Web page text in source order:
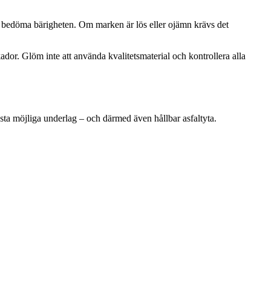
bärigheten. Om marken är lös eller ojämn krävs det
Glöm inte att använda kvalitetsmaterial och kontrollera alla
möjliga underlag – och därmed även hållbar asfaltyta.